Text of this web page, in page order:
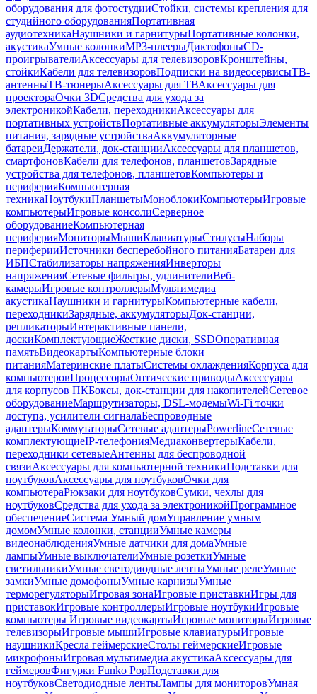
оборудования для фотостудииСтойки, системы крепления для
студийного оборудованияПортативная
аудиотехникаНаушники и гарнитурыПортативные колонки,
акустикаУмные колонкиMP3-плеерыДиктофоныCD-
проигрывателиАксессуары для телевизоровКронштейны,
стойкиКабели для телевизоровПодписки на видеосервисыТВ-
антенныТВ-тюнерыАксессуары для ТВАксессуары для
проектораОчки 3DСредства для ухода за
электроникойКабели, переходникиАксессуары для
портативных устройствПортативные аккумуляторыЭлементы
питания, зарядные устройстваАккумуляторные
батареиДержатели, док-станцииАксессуары для планшетов,
смартфоновКабели для телефонов, планшетовЗарядные
устройства для телефонов, планшетовКомпьютеры и
периферияКомпьютерная
техникаНоутбукиПланшетыМоноблокиКомпьютерыИгровые
компьютерыИгровые консолиСерверное
оборудованиеКомпьютерная
периферияМониторыМышиКлавиатурыСтилусыНаборы
периферииИсточники бесперебойного питанияБатареи для
ИБПСтабилизаторы напряженияИнверторы
напряженияСетевые фильтры, удлинителиВеб-
камерыИгровые контроллерыМультимедиа
акустикаНаушники и гарнитурыКомпьютерные кабели,
переходникиЗарядные, аккумуляторыДок-станции,
репликаторыИнтерактивные панели,
доскиКомплектующиеЖесткие диски, SSDОперативная
памятьВидеокартыКомпьютерные блоки
питанияМатеринские платыСистемы охлажденияКорпуса для
компьютеровПроцессорыОптические приводыАксессуары
для корпусов ПКБоксы, док-станции для накопителейСетевое
оборудованиеМаршрутизаторы, DSL-модемыWi-Fi точки
доступа, усилители сигналаБеспроводные
адаптерыКоммутаторыСетевые адаптерыPowerlineСетевые
комплектующиеIP-телефонияМедиаконвертерыКабели,
переходники сетевыеАнтенны для беспроводной
связиАксессуары для компьютерной техникиПодставки для
ноутбуковАксессуары для ноутбуковОчки для
компьютераРюкзаки для ноутбуковСумки, чехлы для
ноутбуковСредства для ухода за электроникойПрограммное
обеспечениеСистема Умный домУправление умным
домомУмные колонки, станцииУмные камеры
видеонаблюденияУмные датчики для домаУмные
лампыУмные выключателиУмные розеткиУмные
светильникиУмные светодиодные лентыУмные релеУмные
замкиУмные домофоныУмные карнизыУмные
терморегуляторыИгровая зонаИгровые приставкиИгры для
приставокИгровые контроллерыИгровые ноутбукиИгровые
компьютеры Игровые видеокартыИгровые мониторыИгровые
телевизорыИгровые мышиИгровые клавиатурыИгровые
наушникиКресла геймерскиеСтолы геймерскиеИгровые
микрофоныИгровая мультимедиа акустикаАксессуары для
геймеровФигурки Funko PopПодставки для
ноутбуковСветодиодные лентыЛампы для мониторовУмная